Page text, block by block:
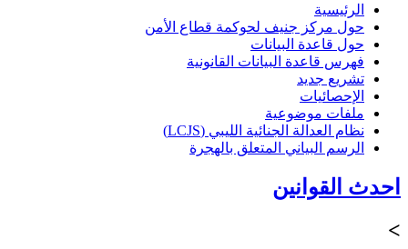
الرئيسية
حول مركز جنيف لحوكمة قطاع الأمن
حول قاعدة البيانات
فهرس قاعدة البيانات القانونية
تشريع جديد
الإحصائيات
ملفات موضوعية
نظام العدالة الجنائية الليبي (LCJS)
الرسم البياني المتعلق بالهجرة
القوانين